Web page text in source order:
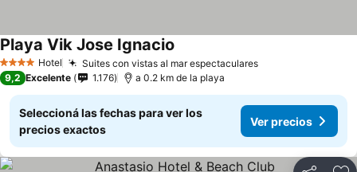
4 EstrellasHotel Suites con vistas al mar espectaculares
Playa Vik Jose Ignacio
9,2 Excelente 1.176 a 0.2 km de la playa
Seleccioná las fechas para ver los
precios exactos
Ver precios